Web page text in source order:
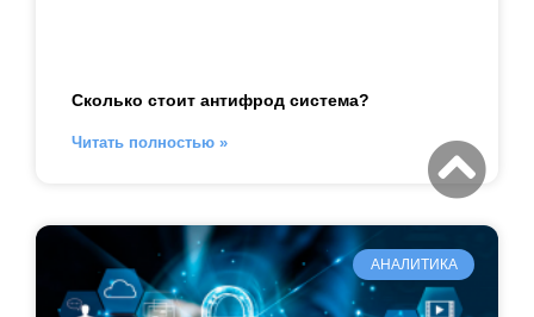
Сколько стоит антифрод система?
Читать полностью »
АНАЛИТИКА